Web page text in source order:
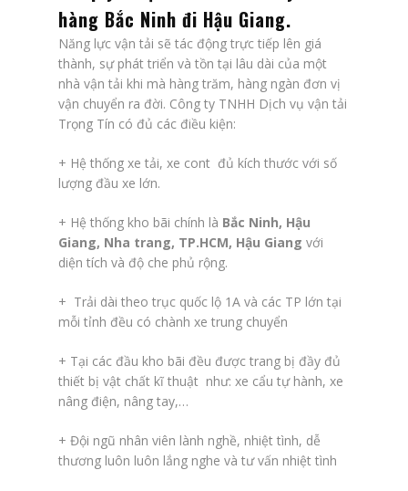
hàng Bắc Ninh đi Hậu Giang.
Năng lực vận tải sẽ tác động trực tiếp lên giá
thành, sự phát triển và tồn tại lâu dài của một
nhà vận tải khi mà hàng trăm, hàng ngàn đơn vị
vận chuyển ra đời. Công ty TNHH Dịch vụ vận tải
Trọng Tín có đủ các điều kiện:
+ Hệ thống xe tải, xe cont đủ kích thước với số
lượng đầu xe lớn.
+ Hệ thống kho bãi chính là Bắc Ninh, Hậu
Giang, Nha trang, TP.HCM, Hậu Giang với
diện tích và độ che phủ rộng.
+ Trải dài theo trục quốc lộ 1A và các TP lớn tại
mỗi tỉnh đều có chành xe trung chuyển
+ Tại các đầu kho bãi đều được trang bị đầy đủ
thiết bị vật chất kĩ thuật như: xe cẩu tự hành, xe
nâng điện, nâng tay,…
+ Đội ngũ nhân viên lành nghề, nhiệt tình, dễ
thương luôn luôn lắng nghe và tư vấn nhiệt tình